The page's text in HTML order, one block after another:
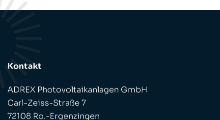
Kontakt
ADREX Photovoltaikanlagen GmbH
Carl-Zeiss-Straße 7
72108 Ro.-Ergenzingen